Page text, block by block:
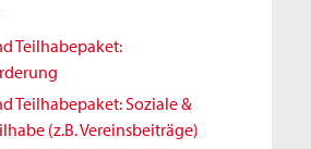
Teilhabepaket:
Teilhabepaket: Soziale &
(z.B. Vereinsbeiträge)